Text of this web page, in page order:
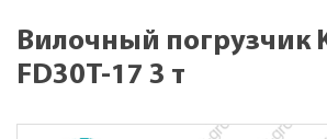
Вилочный погрузчик
FD30T-17 3 т